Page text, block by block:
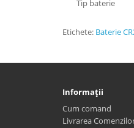
Tip baterie
Etichete: Baterie
Informaţii
Cum comand
Livrarea